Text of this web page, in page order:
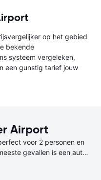
op het gebied
bekende
systeem vergeleken,
een gunstig tarief jouw
Airport
voor 2 personen en
gevallen is een auto
zuinigste keuze.